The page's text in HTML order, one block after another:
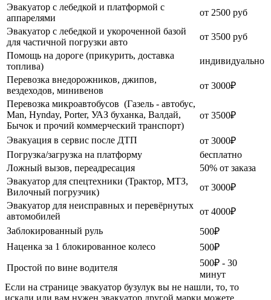
Эвакуатор с лебедкой и платформой с
аппарелями
от 2500 руб
Эвакуатор с лебедкой и укороченной базой
для частичной погрузки авто
от 3500 руб
Помощь на дороге (прикурить, доставка
топлива)
индивидуально
Перевозка внедорожников, джипов,
вездеходов, минивенов
от 3000₽
Перевозка микроавтобусов (Газель - автобус,
Man, Hynday, Porter, УАЗ буханка, Валдай,
Бычок и прочий коммерческий транспорт)
от 3500₽
Эвакуация в сервис после ДТП
от 3000₽
Погрузка/загрузка на платформу
бесплатно
Ложный вызов, переадресация
50% от заказа
Эвакуатор для спецтехники (Трактор, МТЗ,
Вилочный погрузчик)
от 3000₽
Эвакуатор для неисправных и перевёрнутых
автомобилей
от 4000₽
Заблокированный руль
500₽
Наценка за 1 блокированное колесо
500₽
Простой по вине водителя
500₽ - 30
минут
Если на странице эвакуатор бузулук вы не нашли, то, то